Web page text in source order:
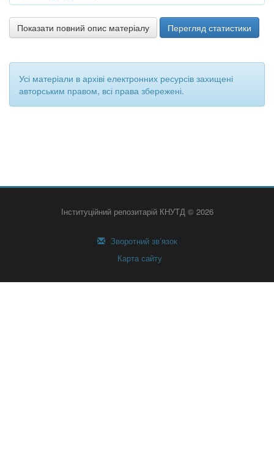
Показати повний опис матеріалу Перегляд статистики
Усі матеріали в архіві електронних ресурсів захищені
авторським правом, всі права збережені.
Інституційний репозитарій КНУТД © 2026
Зворотний зв’язок
Карта сайту